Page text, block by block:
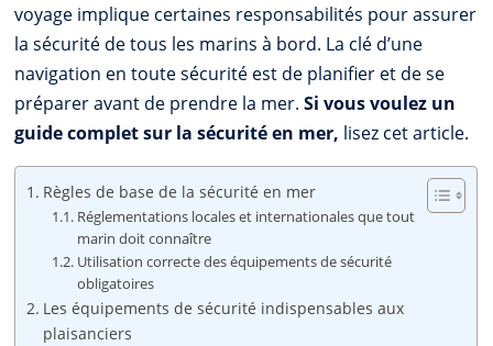
voyage implique certaines responsabilités pour assurer
la sécurité de tous les marins à bord. La clé d’une
navigation en toute sécurité est de planifier et de se
préparer avant de prendre la mer.Si vous voulez un
guide complet sur la sécurité en mer, lisez cet article.
Règles de base de la sécurité en mer
Réglementations locales et internationales que tout
marin doit connaître
Utilisation correcte des équipements de sécurité
obligatoires
Les équipements de sécurité indispensables aux
plaisanciers